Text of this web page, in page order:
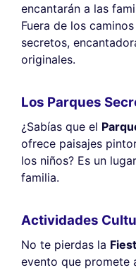
encantarán a las
Fuera de los
secretos,
originales.
Los Parques
¿Sabías que el
ofrece paisajes
los niños? Es un
familia.
Actividades
No te pierdas la
evento que promete